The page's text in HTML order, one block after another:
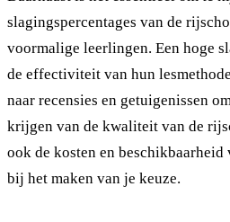
slagingspercentages van de
voormalige leerlingen. Een hoge
de effectiviteit van hun
naar recensies en getuigenissen
krijgen van de kwaliteit van de
ook de kosten en beschikbaarheid
bij het maken van je keuze.